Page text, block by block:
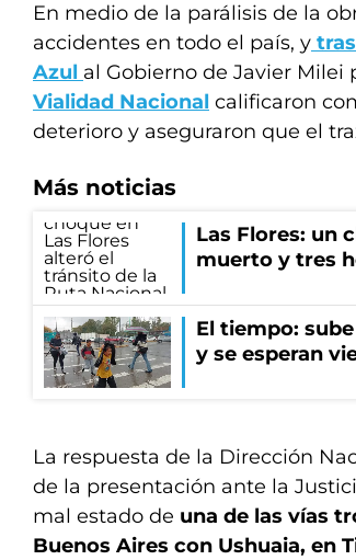
En medio de la parálisis de la
accidentes en todo el país, y
Azul al Gobierno de Javier Milei
Vialidad Nacional calificaron
deterioro y aseguraron que el
Más noticias
Las Flores: un
muerto y tres
El tiempo:
y se esperan
La respuesta de la Dirección
de la presentación ante la
mal estado de una de las vías
Buenos Aires con Ushuaia, en